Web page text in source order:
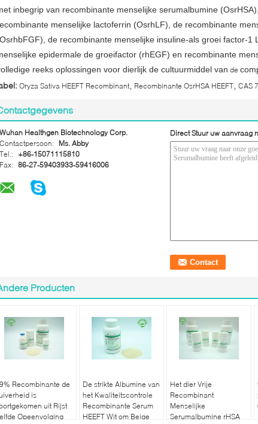
inbegrip van recombinante menselijke serumalbumine
menselijke lactoferrin (OsrhLF), de recombinante
de recombinante menselijke insuline-als groei factor-1
epidermale de groeifactor (rhEGF) en recombinante
reeks oplossingen voor dierlijk de cultuurmiddel van de
Oryza Sativa HEEFT Recombinant Recombinante OsrHSA HEEFT CAS
Wuhan Healthgen Biotechnology Corp.
Contactpersoon:
Ms. Abby
Tel.:
+86-15071115810
Fax: 86-27-59403933-59416006
Direct Stuur uw aanvraag
Producten
Recombinante de
is
uit Rijst
Opeenvolging
De strikte Albumine van
het Kwaliteitscontrole
Recombinante Serum
HEEFT Wit om Beige
Het dier Vrije
Recombinant
Menselijke
Serumalbumine rHSA